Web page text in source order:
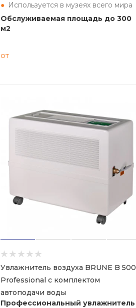
Используется в музеях всего мира
Обслуживаемая площадь до 300
м2
от
Увлажнитель воздуха BRUNE B 500
Professional с комплектом
автоподачи воды
Профессиональный увлажнитель